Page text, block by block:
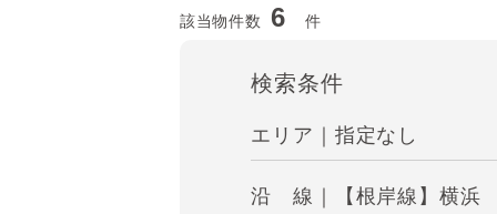
該当物件数 6 件
検索条件
エリア｜指定なし
沿 線｜【根岸線】横浜